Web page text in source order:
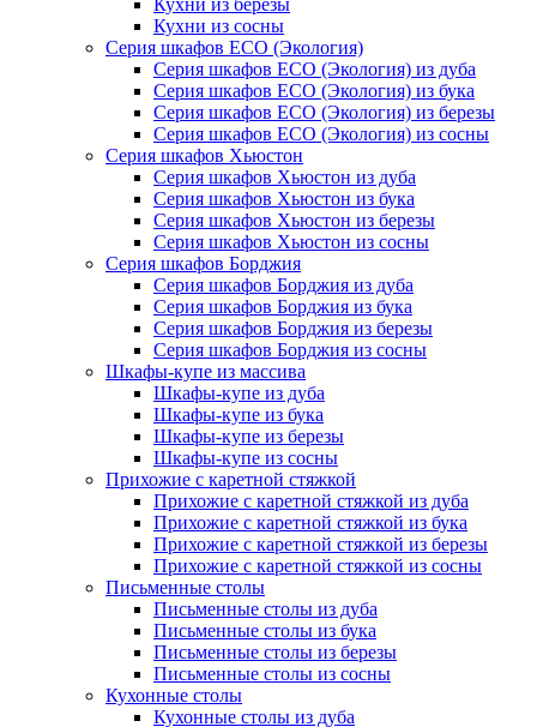
Кухни из березы
Кухни из сосны
Серия шкафов ECO (Экология)
Серия шкафов ECO (Экология) из дуба
Серия шкафов ECO (Экология) из бука
Серия шкафов ECO (Экология) из березы
Серия шкафов ECO (Экология) из сосны
Серия шкафов Хьюстон
Серия шкафов Хьюстон из дуба
Серия шкафов Хьюстон из бука
Серия шкафов Хьюстон из березы
Серия шкафов Хьюстон из сосны
Серия шкафов Борджия
Серия шкафов Борджия из дуба
Серия шкафов Борджия из бука
Серия шкафов Борджия из березы
Серия шкафов Борджия из сосны
Шкафы-купе из массива
Шкафы-купе из дуба
Шкафы-купе из бука
Шкафы-купе из березы
Шкафы-купе из сосны
Прихожие с каретной стяжкой
Прихожие с каретной стяжкой из дуба
Прихожие с каретной стяжкой из бука
Прихожие с каретной стяжкой из березы
Прихожие с каретной стяжкой из сосны
Письменные столы
Письменные столы из дуба
Письменные столы из бука
Письменные столы из березы
Письменные столы из сосны
Кухонные столы
Кухонные столы из дуба